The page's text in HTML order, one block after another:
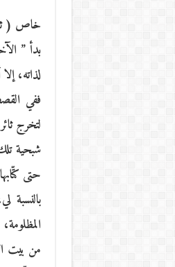
خاص (
بدأ ”
لذاته،
ففي
لتخرج
شبحية
حتى
بالنسبة
من بيت